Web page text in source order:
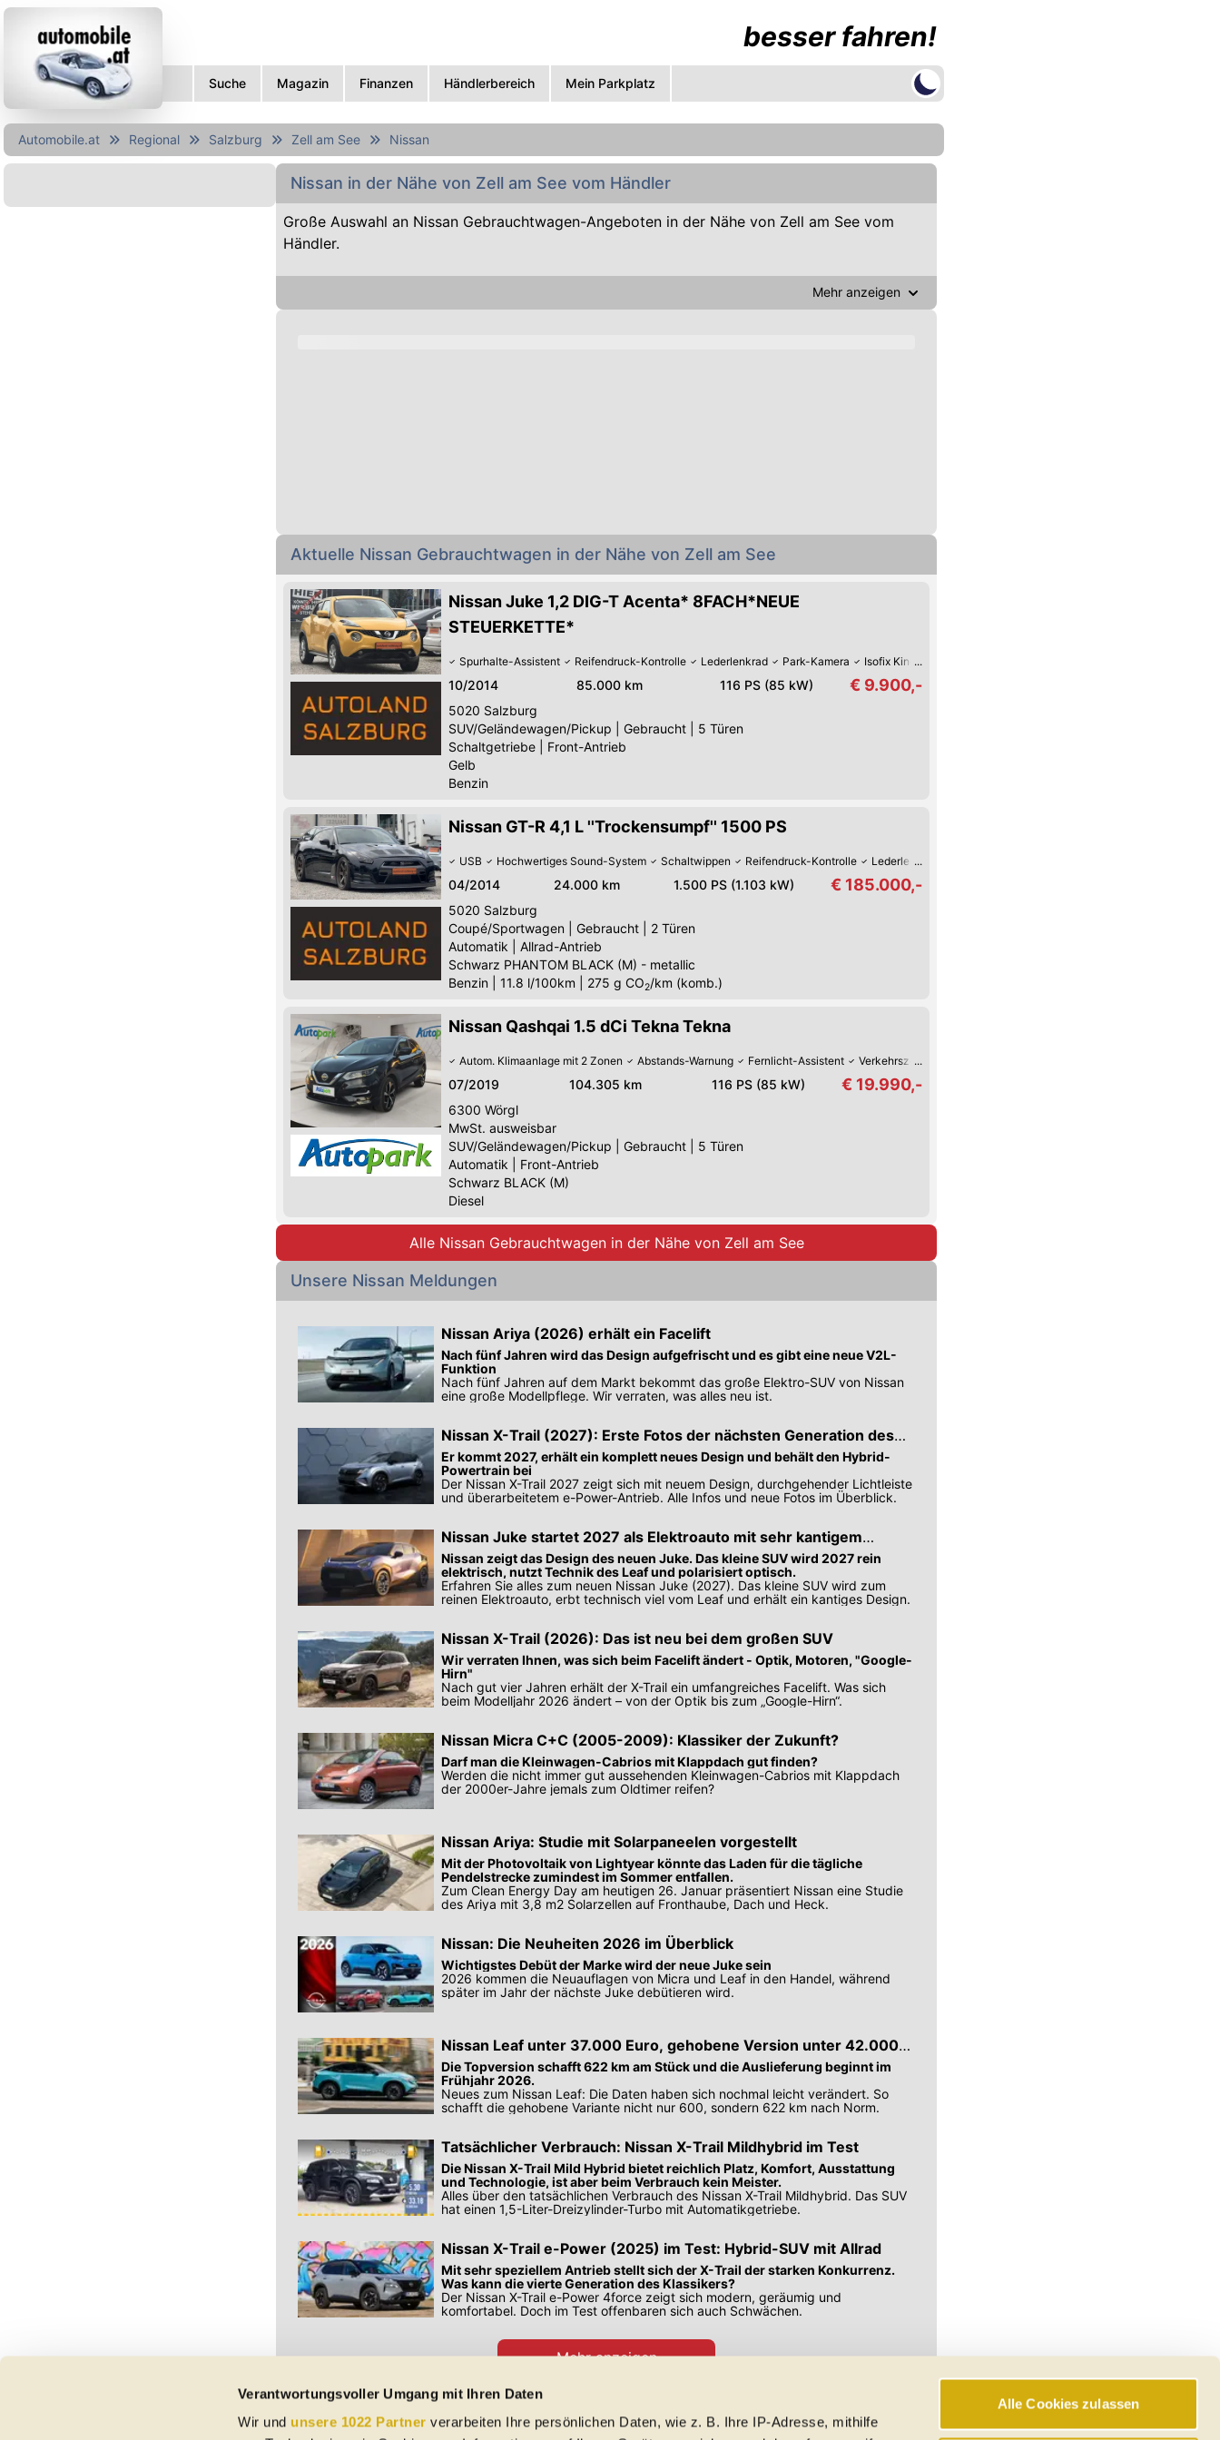
Verantwortungsvoller Umgang mit Ihren Daten
Wir und unsere 1022 Partner verarbeiten Ihre persönlichen Daten, wie z. B. Ihre IP-Adresse, mithilfe
Alle Cookies zulassen
besser fahren!
Suche Magazin Finanzen Händlerbereich Mein Parkplatz
Automobile.at Regional Salzburg Zell am See Nissan
Nissan in der Nähe von Zell am See vom Händler
Große Auswahl an Nissan Gebrauchtwagen-Angeboten in der Nähe von Zell am See vom
Händler.
Mehr anzeigen
Aktuelle Nissan Gebrauchtwagen in der Nähe von Zell am See
Nissan Juke 1,2 DIG-T Acenta* 8FACH*NEUE
STEUERKETTE*
Spurhalte-Assistent Reifendruck-Kontrolle Lederlenkrad Park-Kamera Isofix Kindersitz-Befestigung
10/2014 85.000 km 116 PS (85 kW) € 9.900,-
5020 Salzburg
SUV/Geländewagen/Pickup
Gebraucht
5 Türen
Schaltgetriebe
Front-Antrieb
Gelb
Benzin
Nissan GT-R 4,1 L ''Trockensumpf'' 1500 PS
USB Hochwertiges Sound-System Schaltwippen Reifendruck-Kontrolle Lederlenkrad
04/2014 24.000 km 1.500 PS (1.103 kW) € 185.000,-
5020 Salzburg
Coupé/Sportwagen
Gebraucht
2 Türen
Automatik
Allrad-Antrieb
Schwarz PHANTOM BLACK (M) - metallic
Benzin
11.8 l/100km 275 g CO2/km (komb.)
Nissan Qashqai 1.5 dCi Tekna Tekna
Autom. Klimaanlage mit 2 Zonen Abstands-Warnung Fernlicht-Assistent Verkehrszeichen-Erkennung
07/2019 104.305 km 116 PS (85 kW) € 19.990,-
6300 Wörgl
MwSt. ausweisbar
SUV/Geländewagen/Pickup
Gebraucht
5 Türen
Automatik
Front-Antrieb
Schwarz BLACK (M)
Diesel
Alle Nissan Gebrauchtwagen in der Nähe von Zell am See
Unsere Nissan Meldungen
Nissan Ariya (2026) erhält ein Facelift
Nach fünf Jahren wird das Design aufgefrischt und es gibt eine neue V2L-
Funktion
Nach fünf Jahren auf dem Markt bekommt das große Elektro-SUV von Nissan
eine große Modellpflege. Wir verraten, was alles neu ist.
Nissan X-Trail (2027): Erste Fotos der nächsten Generation des
SUVs
Er kommt 2027, erhält ein komplett neues Design und behält den Hybrid-
Powertrain bei
Der Nissan X-Trail 2027 zeigt sich mit neuem Design, durchgehender Lichtleiste
und überarbeitetem e-Power-Antrieb. Alle Infos und neue Fotos im Überblick.
Nissan Juke startet 2027 als Elektroauto mit sehr kantigem
Design
Nissan zeigt das Design des neuen Juke. Das kleine SUV wird 2027 rein
elektrisch, nutzt Technik des Leaf und polarisiert optisch.
Erfahren Sie alles zum neuen Nissan Juke (2027). Das kleine SUV wird zum
reinen Elektroauto, erbt technisch viel vom Leaf und erhält ein kantiges Design.
Nissan X-Trail (2026): Das ist neu bei dem großen SUV
Wir verraten Ihnen, was sich beim Facelift ändert - Optik, Motoren, "Google-
Hirn"
Nach gut vier Jahren erhält der X-Trail ein umfangreiches Facelift. Was sich
beim Modelljahr 2026 ändert – von der Optik bis zum „Google-Hirn“.
Nissan Micra C+C (2005-2009): Klassiker der Zukunft?
Darf man die Kleinwagen-Cabrios mit Klappdach gut finden?
Werden die nicht immer gut aussehenden Kleinwagen-Cabrios mit Klappdach
der 2000er-Jahre jemals zum Oldtimer reifen?
Nissan Ariya: Studie mit Solarpaneelen vorgestellt
Mit der Photovoltaik von Lightyear könnte das Laden für die tägliche
Pendelstrecke zumindest im Sommer entfallen.
Zum Clean Energy Day am heutigen 26. Januar präsentiert Nissan eine Studie
des Ariya mit 3,8 m2 Solarzellen auf Fronthaube, Dach und Heck.
Nissan: Die Neuheiten 2026 im Überblick
Wichtigstes Debüt der Marke wird der neue Juke sein
2026 kommen die Neuauflagen von Micra und Leaf in den Handel, während
später im Jahr der nächste Juke debütieren wird.
Nissan Leaf unter 37.000 Euro, gehobene Version unter 42.000
Euro
Die Topversion schafft 622 km am Stück und die Auslieferung beginnt im
Frühjahr 2026.
Neues zum Nissan Leaf: Die Daten haben sich nochmal leicht verändert. So
schafft die gehobene Variante nicht nur 600, sondern 622 km nach Norm.
Tatsächlicher Verbrauch: Nissan X-Trail Mildhybrid im Test
Die Nissan X-Trail Mild Hybrid bietet reichlich Platz, Komfort, Ausstattung
und Technologie, ist aber beim Verbrauch kein Meister.
Alles über den tatsächlichen Verbrauch des Nissan X-Trail Mildhybrid. Das SUV
hat einen 1,5-Liter-Dreizylinder-Turbo mit Automatikgetriebe.
Nissan X-Trail e-Power (2025) im Test: Hybrid-SUV mit Allrad
Mit sehr speziellem Antrieb stellt sich der X-Trail der starken Konkurrenz.
Was kann die vierte Generation des Klassikers?
Der Nissan X-Trail e-Power 4force zeigt sich modern, geräumig und
komfortabel. Doch im Test offenbaren sich auch Schwächen.
Mehr anzeigen
Preisangaben in den Meldungen gelten für Deutschland. Quelle: Auto-News
Vorbehaltlich Irrtümer, Schreibfehler und Zwischenverkauf. Hinweis: Technische Daten, Verbrauchswerte, Reichweiten